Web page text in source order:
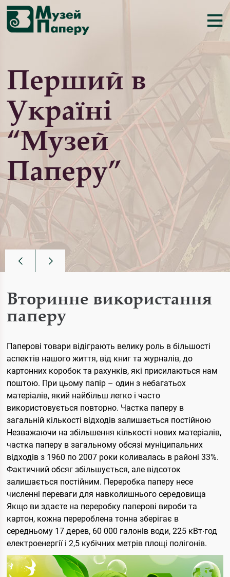
Перший в
Україні
“Музей
Паперу”
Вторинне використання
паперу
Паперові товари відіграють велику роль в більшості
аспектів нашого життя, від книг та журналів, до
картонних коробок та рахунків, які присилаються нам
поштою. При цьому папір – один з небагатьох
матеріалів, який найбільш легко і часто
використовується повторно. Частка паперу в
загальній кількості відходів залишається постійною
Незважаючи на збільшення кількості нових матеріалів,
частка паперу в загальному обсязі муніципальних
відходів з 1960 по 2007 роки коливалась в районі 33%.
Фактичний обсяг збільшується, але відсоток
залишається постійним. Переробка паперу несе
численні переваги для навколишнього середовища
Якщо ви здаєте на переробку паперові вироби та
картон, кожна перероблена тонна зберігає в
середньому 17 дерев, 60 000 галонів води, 225 кВт∙год
електроенергії і 2,5 кубічних метрів площі полігонів.